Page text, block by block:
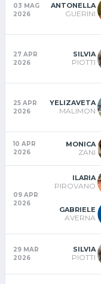
03 MAG
2026
ANTONELLA
GUERINI
27 APR
2026
SILVIA
PIOTTI
25 APR
2026
YELIZAVETA
MALIMON
10 APR
2026
MONICA
ZANI
09 APR
2026
ILARIA
PIROVANO
GABRIELE
AVERNA
29 MAR
2026
SILVIA
PIOTTI